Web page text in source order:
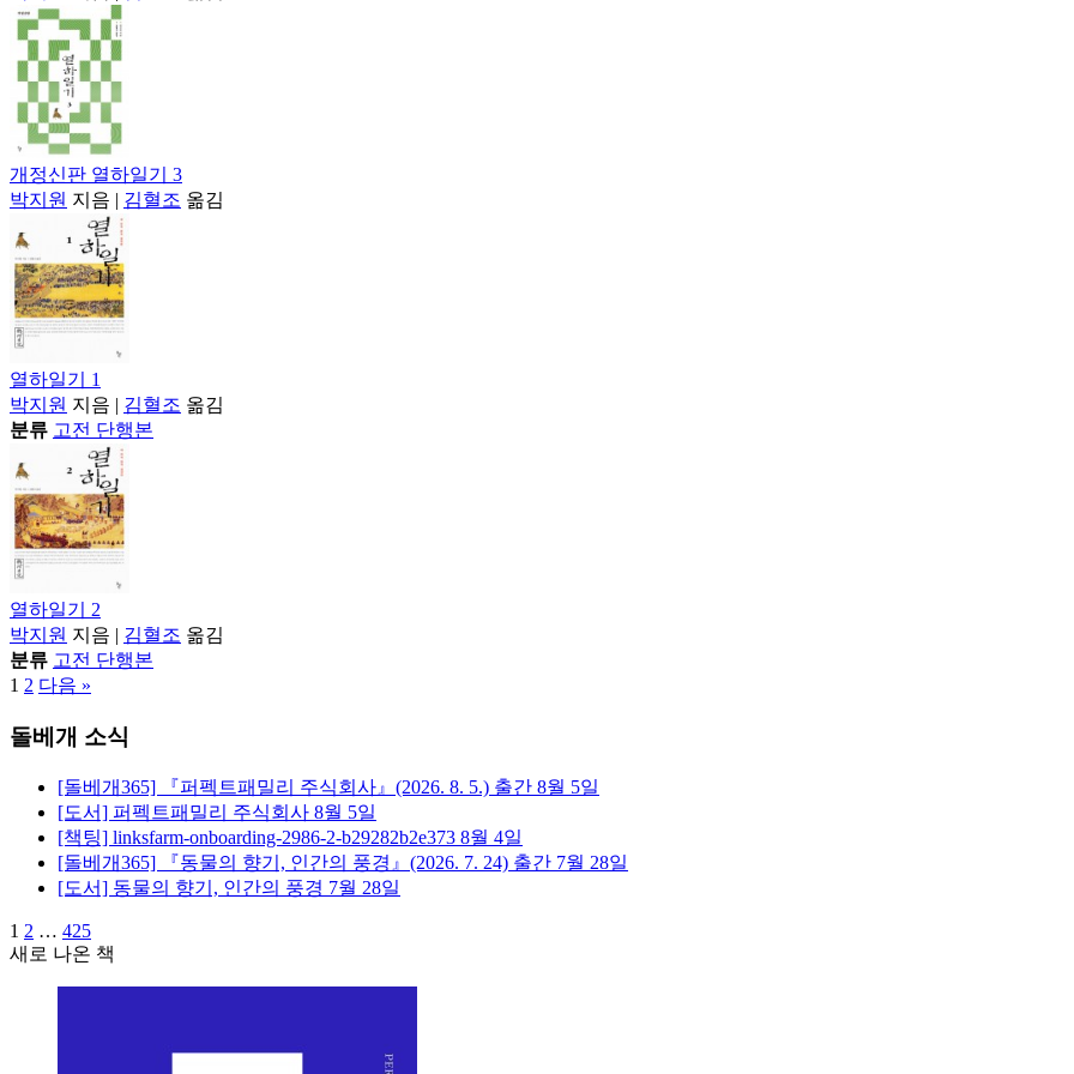
개정신판 열하일기 3
박지원 지음 | 김혈조 옮김
열하일기 1
박지원 지음 | 김혈조 옮김
분류 고전 단행본
열하일기 2
박지원 지음 | 김혈조 옮김
분류 고전 단행본
1 2 다음 »
돌베개 소식
[돌베개365] 『퍼펙트패밀리 주식회사』(2026. 8. 5.) 출간 8월 5일
[도서] 퍼펙트패밀리 주식회사 8월 5일
[책팅] linksfarm-onboarding-2986-2-b29282b2e373 8월 4일
[돌베개365] 『동물의 향기, 인간의 풍경』(2026. 7. 24) 출간 7월 28일
[도서] 동물의 향기, 인간의 풍경 7월 28일
1 2 … 425
새로 나온 책